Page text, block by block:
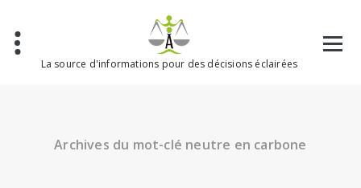
contenu
La source d'informations pour des décisions éclairées
Archives du mot-clé neutre en carbone